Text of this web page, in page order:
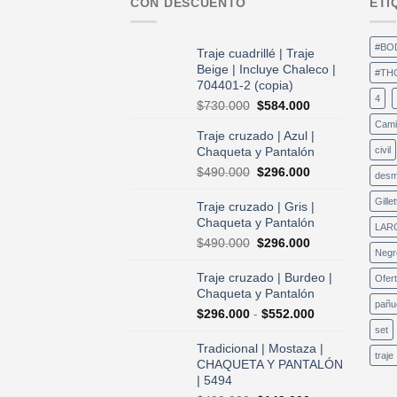
Traje cuadrillé | Traje
Beige | Incluye Chaleco |
704401-2 (copia)
$730.000 El
original
era:
$730.000.
$584.000El
actual
es:
$584.000.
Traje cruzado | Azul |
Chaqueta y Pantalón
$490.000 El
original
era:
$490.000.
$296.000El
actual
es:
Traje cruzado | Gris |
Chaqueta y Pantalón
$490.000 El
original
era:
$490.000.
$296.000El
actual
es:
Traje cruzado | Burdeo |
Chaqueta y Pantalón
$296.000 - $552.000Rango
precios:
desde
Tradicional | Mostaza |
CHAQUETA Y PANTALÓN
| 5494
4
civil
set
traje